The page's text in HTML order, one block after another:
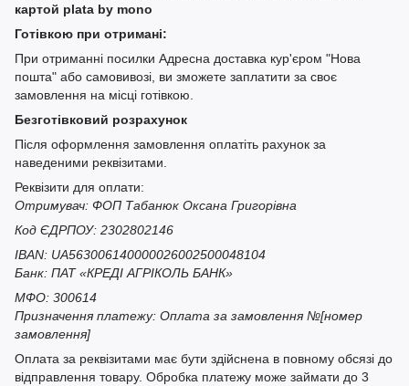
картой plata by mono
Готівкою при отримані:
При отриманні посилки Адресна доставка кур'єром "Нова
пошта" або самовивозі, ви зможете заплатити за своє
замовлення на місці готівкою.
Безготівковий розрахунок
Після оформлення замовлення оплатіть рахунок за
наведеними реквізитами.
Реквізити для оплати:
Отримувач: ФОП Табанюк Оксана Григорівна
Код ЄДРПОУ: 2302802146
IBAN: UA563006140000026002500048104
Банк: ПАТ «КРЕДІ АГРІКОЛЬ БАНК»
МФО: 300614
Призначення платежу: Оплата за замовлення №[номер
замовлення]
Оплата за реквізитами має бути здійснена в повному обсязі до
відправлення товару. Обробка платежу може займати до 3